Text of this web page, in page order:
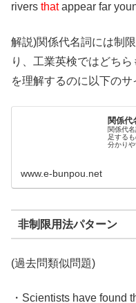
rivers thatappear far
解説)関係代名詞には制
り、工業英検ではどち
を理解するのに以下のサ
関係代
関係代
足する
分かり
www.e-bunpou.net
非制限用法パターン
(過去問類似問題)
・Scientists have found